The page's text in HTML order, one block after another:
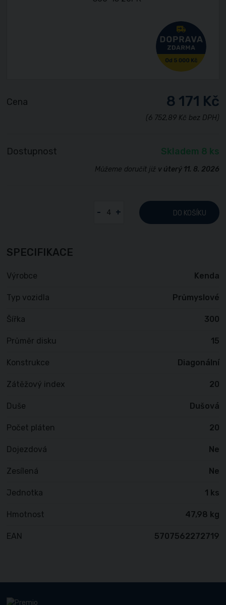
Cena 8 171 Kč
(6 752,89 Kč bez DPH)
Dostupnost Skladem 8 ks
Můžeme doručit již v úterý 11. 8. 2026
- + DO KOŠÍKU
SPECIFIKACE
Výrobce Kenda
Typ vozidla Průmyslové
Šířka 300
Průměr disku 15
Konstrukce Diagonální
Zátěžový index 20
Duše Dušová
Počet pláten 20
Dojezdová Ne
Zesílená Ne
Jednotka 1 ks
Hmotnost 47,98 kg
EAN 5707562272719